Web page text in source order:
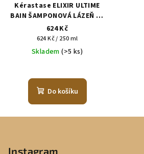
Kérastase ELIXIR ULTIME
BAIN ŠAMPONOVÁ LÁZEŇ SE
VZÁCNÝMI OLEJI
624 Kč
Měrná
cena:
624 Kč / 250 ml
Skladem(>5 ks)
Do košíku
Instagram